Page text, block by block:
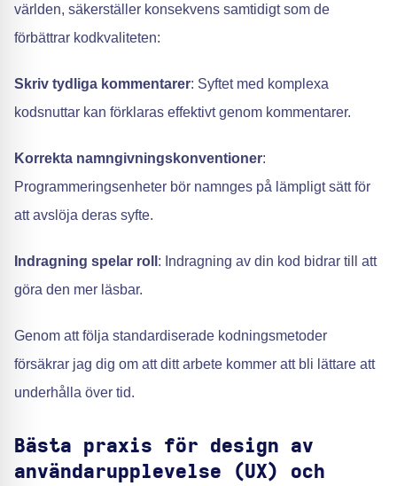
världen, säkerställer konsekvens samtidigt som de
förbättrar kodkvaliteten:
Skriv tydliga kommentarer: Syftet med komplexa
kodsnuttar kan förklaras effektivt genom kommentarer.
Korrekta namngivningskonventioner:
Programmeringsenheter bör namnges på lämpligt sätt för
att avslöja deras syfte.
Indragning spelar roll : Indragning av din kod bidrar till att
göra den mer läsbar.
Genom att följa standardiserade kodningsmetoder
försäkrar jag dig om att ditt arbete kommer att bli lättare att
underhålla över tid.
Bästa praxis för design av
användarupplevelse (UX) och